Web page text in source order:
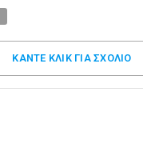
ΚΑΝΤΕ ΚΛΊΚ ΓΙΑ ΣΧΌΛΙΟ